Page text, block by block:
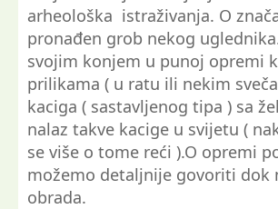
arheološka istraživanja. O
pronađen grob nekog
svojim konjem u punoj opremi
prilikama ( u ratu ili nekim
kaciga ( sastavljenog tipa ) sa
nalaz takve kacige u svijetu (
se više o tome reći ).O opremi
možemo detaljnije govoriti dok
obrada.